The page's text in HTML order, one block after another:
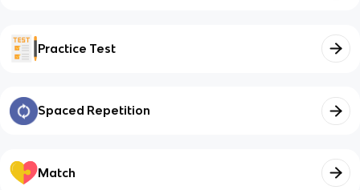
Practice Test
Spaced Repetition
Match